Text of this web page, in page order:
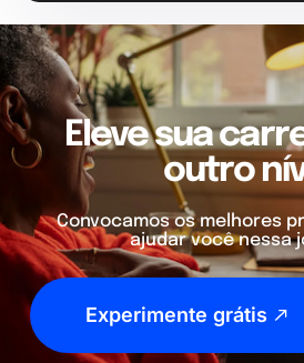
Eleve sua
outro
Convocamos os melhores
ajudar você nessa
Experimente grátis